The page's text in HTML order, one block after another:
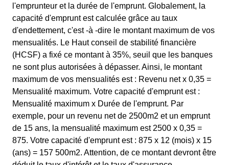
l'emprunteur et la durée de l'emprunt. Globalement, la
capacité d'emprunt est calculée grâce au taux
d'endettement, c'est -à -dire le montant maximum de vos
mensualités. Le Haut conseil de stabilité financière
(HCSF) a fixé ce montant à 35%, seuil que les banques
ne sont plus autorisées à dépasser. Ainsi, le montant
maximum de vos mensualités est : Revenu net x 0,35 =
Mensualité maximum. Votre capacité d'emprunt est :
Mensualité maximum x Durée de l'emprunt. Par
exemple, pour un revenu net de 2500m2 et un emprunt
de 15 ans, la mensualité maximum est 2500 x 0,35 =
875. Votre capacité d'emprunt est : 875 x 12 (mois) x 15
(ans) = 157 500m2. Attention, de ce montant devront être